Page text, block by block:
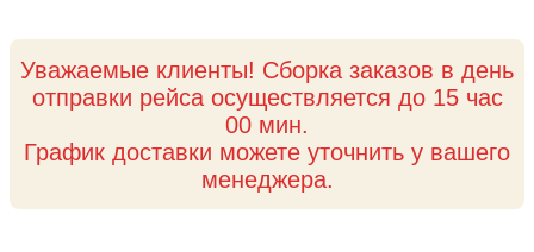
Уважаемые клиенты! Сборка заказов в день
отправки рейса осуществляется до 15 час
00 мин.
График доставки можете уточнить у вашего
менеджера.